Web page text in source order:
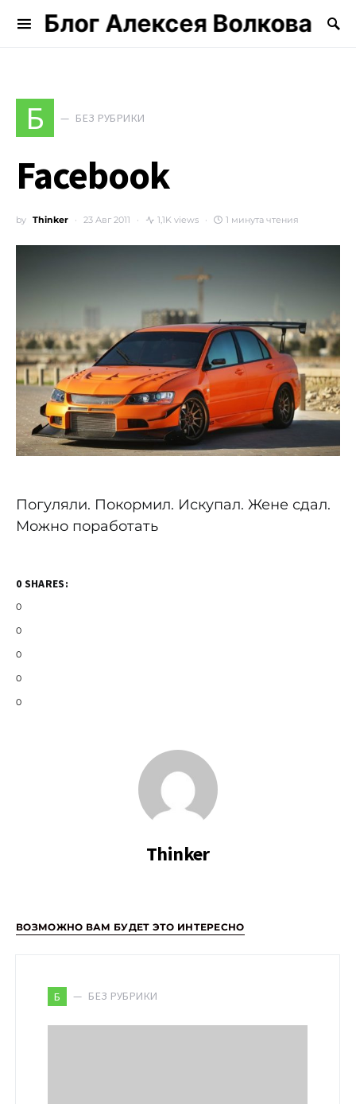
Блог Алексея Волкова
Search for:
Б БЕЗ РУБРИКИ
Facebook
by Thinker 23 Авг 2011 1,1K views 1 минута чтения
Погуляли. Покормил. Искупал. Жене сдал.
Можно поработать
0 SHARES:
0
0
0
0
0
Thinker
ВОЗМОЖНО ВАМ БУДЕТ ЭТО ИНТЕРЕСНО
Б БЕЗ РУБРИКИ